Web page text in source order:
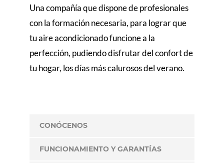
Una compañía que dispone de profesionales
con la formación necesaria, para lograr que
tu aire acondicionado funcione a la
perfección, pudiendo disfrutar del confort de
tu hogar, los días más calurosos del verano.
CONÓCENOS
FUNCIONAMIENTO Y GARANTÍAS